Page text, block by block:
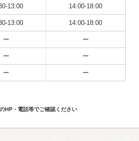
13:00 14:00-18:00
13:00 14:00-18:00
ー ー
ー ー
ー ー
HP・電話等でご確認ください